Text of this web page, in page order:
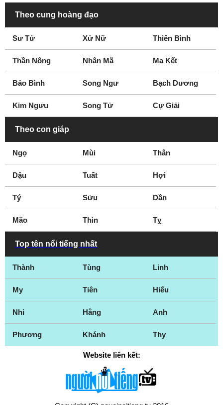
Theo cung hoàng đạo
Sư Tử Xử Nữ Thiên Bình
Thần Nông Nhân Mã Ma Kết
Bảo Bình Song Ngư Bạch Dương
Kim Ngưu Song Tử Cự Giải
Theo con giáp
Ngọ Mùi Thân
Dậu Tuất Hợi
Tý Sửu Dần
Mão Thìn Tỵ
Top tên nổi tiếng nhất
Thành Tùng Linh
My Tiên Hiếu
Nhi Hằng Anh
Phương Khánh Thy
Website liên kết: